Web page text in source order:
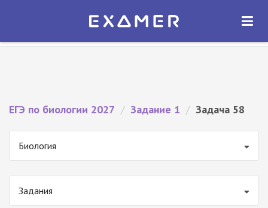
Экзамер — ЕГЭ 2027
ОТКРЫТЬ
ЕГЭ по биологии 2027 / Задание 1 / Задача 58
Биология
Задания